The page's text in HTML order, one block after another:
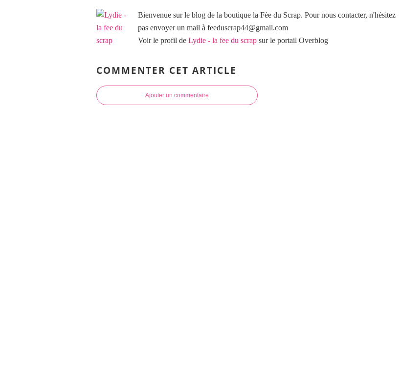
Bienvenue sur le blog de la boutique la Fée du Scrap. Pour nous contacter, n'hésitez
pas envoyer un mail à feeduscrap44@gmail.com
Voir le profil de Lydie - la fee du scrap sur le portail Overblog
COMMENTER CET ARTICLE
Ajouter un commentaire